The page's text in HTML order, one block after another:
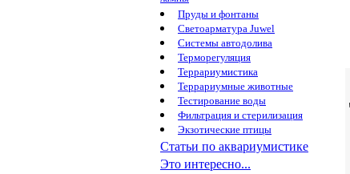
Пруды и фонтаны
Светоарматура Juwel
Системы автодолива
Терморегуляция
Террариумистика
Террариумные животные
Тестирование воды
Фильтрация и стерилизация
Экзотические птицы
Статьи по аквариумистике
Это интересно...